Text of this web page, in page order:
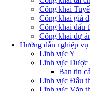
Công khai
Công khai giá
Công khai đấu
Công khai dự
Hướng dẫn nghiệp vụ
Lĩnh vực Y
Lĩnh vực Dược
Ban tin
Lĩnh vực Đấu
Lĩnh vực Văn